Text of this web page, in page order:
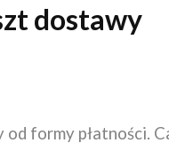
dostawy
od formy płatności.